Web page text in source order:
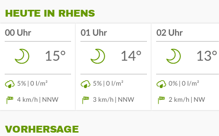
HEUTE IN RHENS
00 Uhr
15°
5% | 0 l/m²
4 km/h | NNW
01 Uhr
14°
5% | 0 l/m²
3 km/h | NNW
02 Uhr
13°
0% | 0 l/m²
2 km/h | NW
VORHERSAGE